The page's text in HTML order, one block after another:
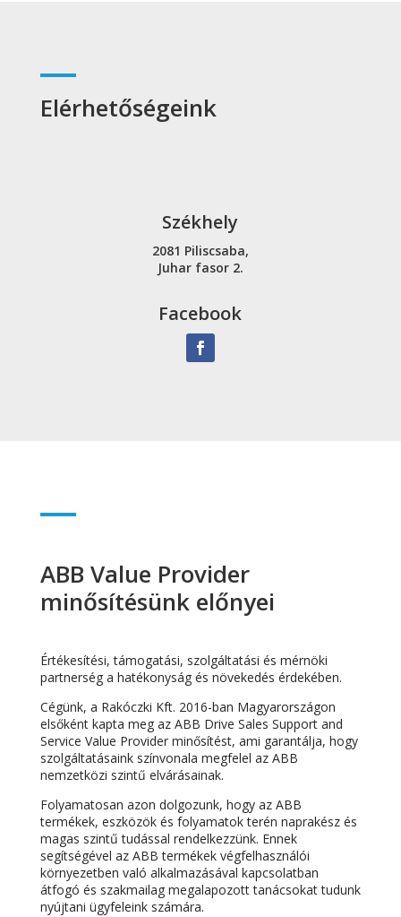
Elérhetőségeink
Székhely
2081 Piliscsaba,
Juhar fasor 2.
Facebook
ABB Value Provider
minősítésünk előnyei
Értékesítési, támogatási, szolgáltatási és mérnöki
partnerség a hatékonyság és növekedés érdekében.
Cégünk, a Rakóczki Kft. 2016-ban Magyarországon
elsőként kapta meg az ABB Drive Sales Support and
Service Value Provider minősítést, ami garantálja, hogy
szolgáltatásaink színvonala megfelel az ABB
nemzetközi szintű elvárásainak.
Folyamatosan azon dolgozunk, hogy az ABB
termékek, eszközök és folyamatok terén naprakész és
magas szintű tudással rendelkezzünk. Ennek
segítségével az ABB termékek végfelhasználói
környezetben való alkalmazásával kapcsolatban
átfogó és szakmailag megalapozott tanácsokat tudunk
nyújtani ügyfeleink számára.